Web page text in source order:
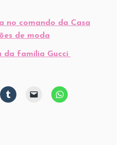
no comando da Casa
de moda
da família Gucci